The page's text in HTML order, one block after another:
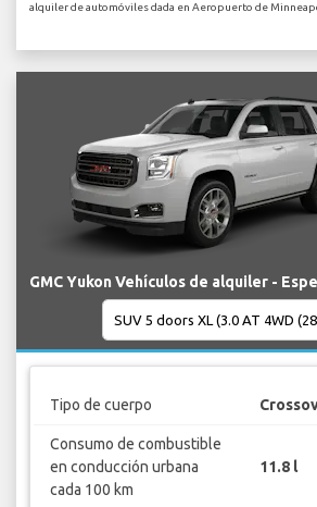
alquiler de automóviles dada en Aeropuerto de
GMC Yukon Vehículos de alquiler -
Tipo de cuerpo
Consumo de combustible
en conducción urbana
cada 100 km
11.8 l